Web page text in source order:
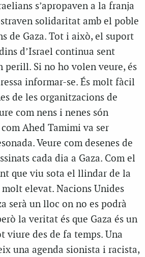
s’apropaven a la franja
solidaritat amb el poble
de Gaza. Tot i això, el suport
d’Israel continua sent
perill. Si no ho volen veure, és
informar-se. És molt fàcil
de les organitzacions de
com nens i nenes són
com Ahed Tamimi va ser
Veure com desenes de
cada dia a Gaza. Com el
que viu sota el llindar de la
molt elevat. Nacions Unides
serà un lloc on no es podrà
la veritat és que Gaza és un
viure des de fa temps. Una
una agenda sionista i racista,